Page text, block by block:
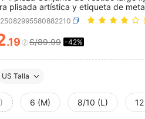
plisada artística y etiqueta de
AND
.19 S/89.99 -42%
US Talla
6 (M) 8/10 (L)